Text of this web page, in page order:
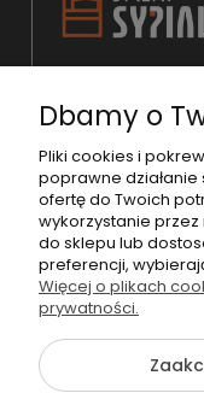
Pon. - Pt. 11:00
Sob.
Dbamy o
Pliki cookies i
poprawne
ofertę do Twoich
wykorzystanie przez
do sklepu lub
preferencji,
Więcej o plikach
prywatności.